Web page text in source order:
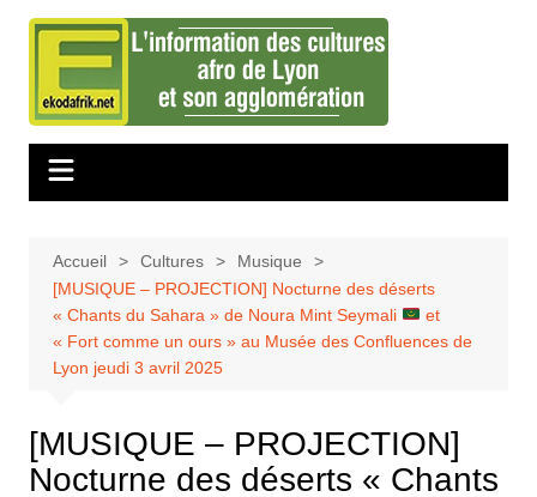
Aller
contenu
Accueil Cultures
Musique
[MUSIQUE – PROJECTION] Nocturne des déserts
« Chants du Sahara » de Noura Mint Seymali
et
« Fort comme un ours » au Musée des Confluences de
Lyon jeudi 3 avril 2025
[MUSIQUE – PROJECTION]
Nocturne des déserts « Chants